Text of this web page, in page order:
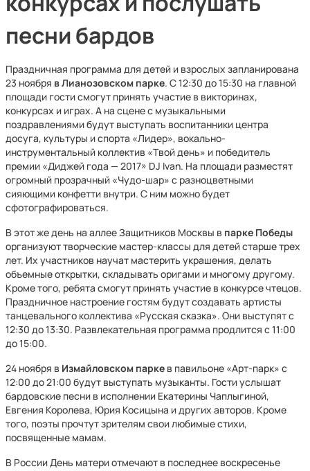
песни бардов
Праздничная программа для детей и взрослых запланирована
23 ноября в Лианозовском парке. С 12:30 до 15:30 на главной
площади гости смогут принять участие в викторинах,
конкурсах и играх. А на сцене с музыкальными
поздравлениями будут выступать воспитанники центра
досуга, культуры и спорта «Лидер», вокально-
инструментальный коллектив «Твой день» и победитель
премии «Диджей года — 2017» DJ Ivan. На площади разместят
огромный прозрачный «Чудо-шар» с разноцветными
сияющими конфетти внутри. С ним можно будет
сфотографироваться.
В этот же день на аллее Защитников Москвы в парке Победы
организуют творческие мастер-классы для детей старше трех
лет. Их участников научат мастерить украшения, делать
объемные открытки, складывать оригами и многому другому.
Кроме того, ребята смогут принять участие в конкурсе чтецов.
Праздничное настроение гостям будут создавать артисты
танцевального коллектива «Русская сказка». Они выступят с
12:30 до 13:30. Развлекательная программа продлится с 11:00
до 15:00.
24 ноября в Измайловском парке в павильоне «Арт-парк» с
12:00 до 21:00 будут выступать музыканты. Гости услышат
бардовские песни в исполнении Екатерины Чаплыгиной,
Евгения Королева, Юрия Косицына и других авторов. Кроме
того, поэты прочтут зрителям свои любимые стихи,
посвященные мамам.
В России День матери отмечают в последнее воскресенье